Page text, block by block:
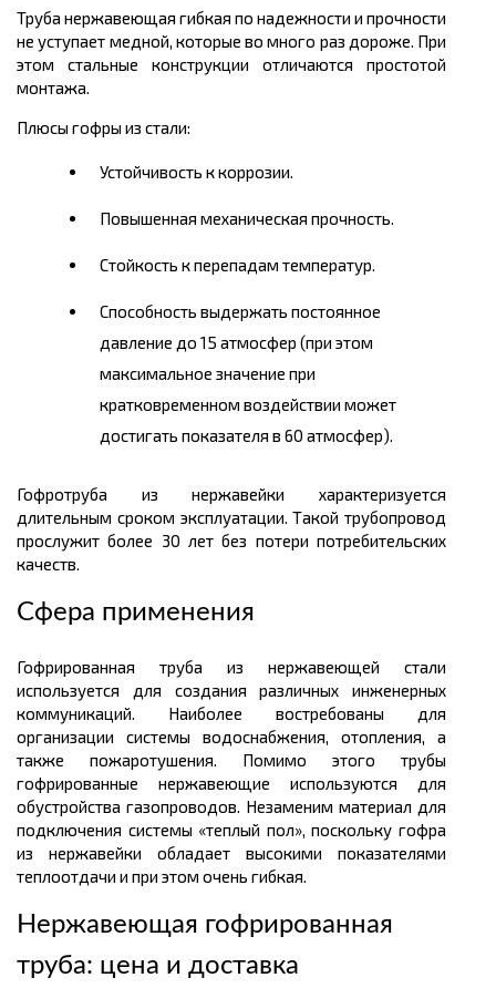
Труба нержавеющая гибкая по надежности и прочности
не уступает медной, которые во много раз дороже. При
этом стальные конструкции отличаются простотой
монтажа.
Плюсы гофры из стали:
Устойчивость к коррозии.
Повышенная механическая прочность.
Стойкость к перепадам температур.
Способность выдержать постоянное
давление до 15 атмосфер (при этом
максимальное значение при
кратковременном воздействии может
достигать показателя в 60 атмосфер).
Гофротруба из нержавейки характеризуется
длительным сроком эксплуатации. Такой трубопровод
прослужит более 30 лет без потери потребительских
качеств.
Сфера применения
Гофрированная труба из нержавеющей стали
используется для создания различных инженерных
коммуникаций. Наиболее востребованы для
организации системы водоснабжения, отопления, а
также пожаротушения. Помимо этого трубы
гофрированные нержавеющие используются для
обустройства газопроводов. Незаменим материал для
подключения системы «теплый пол», поскольку гофра
из нержавейки обладает высокими показателями
теплоотдачи и при этом очень гибкая.
Нержавеющая гофрированная
труба: цена и доставка